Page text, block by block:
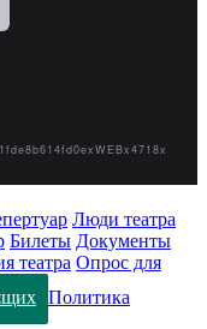
Люди театра
Билеты Документы
театра Опрос для
Политика